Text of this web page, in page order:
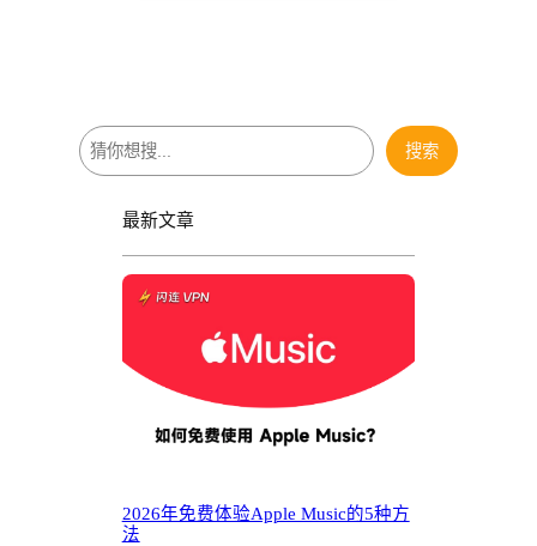
搜
索
搜索
最新文章
2026年免费体验Apple Music的5种方
法